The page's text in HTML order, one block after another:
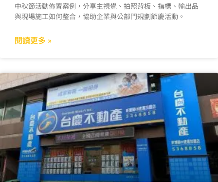
中秋節活動佈置案例，分享主視覺、拍照背板、指標、輸出品
與現場施工如何整合，協助企業與公部門規劃節慶活動。
閱讀更多 »